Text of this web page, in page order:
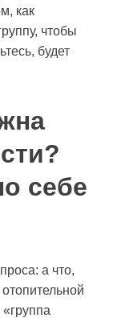
как
чтобы
будет
себе
а что,